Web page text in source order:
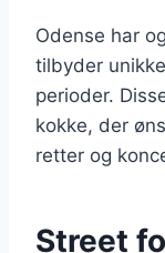
Odense har
tilbyder
perioder.
kokke, der
retter og
Street